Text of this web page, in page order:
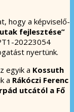
hogy a képviselő-
fejlesztése”
20223054
nyertünk.
egyik a Kossuth
a Rákóczi Ferenc
utcától a Fő